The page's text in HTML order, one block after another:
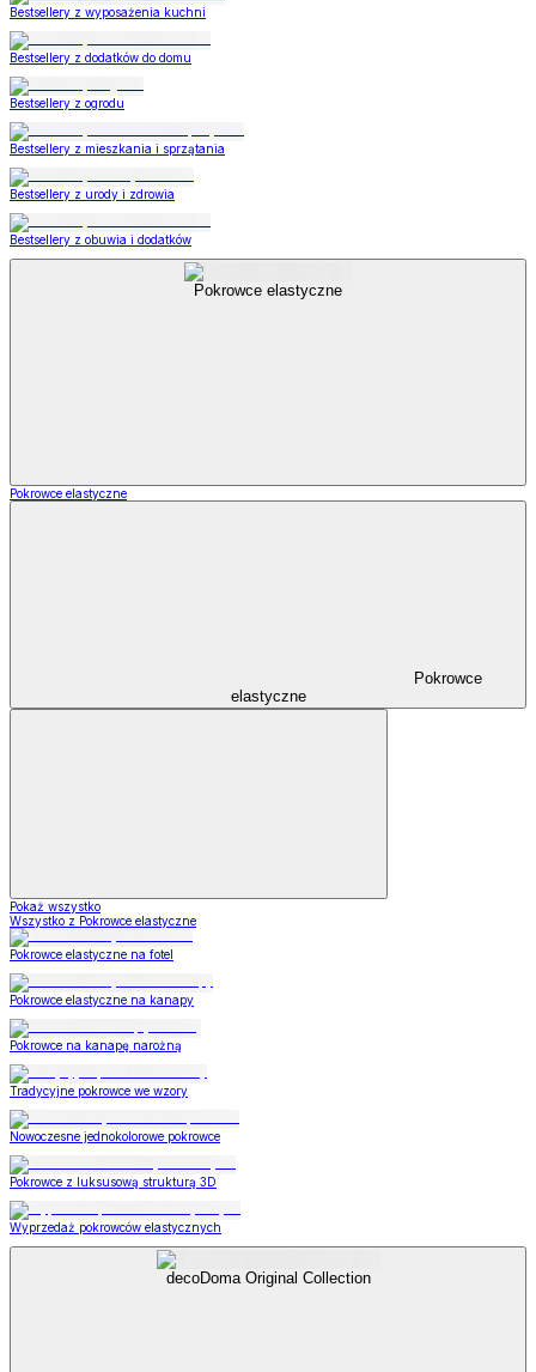
Bestsellery z wyposażenia kuchni
Bestsellery z dodatków do domu
Bestsellery z ogrodu
Bestsellery z mieszkania i sprzątania
Bestsellery z urody i zdrowia
Bestsellery z obuwia i dodatków
Pokrowce elastyczne
Pokrowce elastyczne
Pokrowce
elastyczne
Pokaż wszystko
Wszystko z Pokrowce elastyczne
Pokrowce elastyczne na fotel
Pokrowce elastyczne na kanapy
Pokrowce na kanapę narożną
Tradycyjne pokrowce we wzory
Nowoczesne jednokolorowe pokrowce
Pokrowce z luksusową strukturą 3D
Wyprzedaż pokrowców elastycznych
decoDoma Original Collection